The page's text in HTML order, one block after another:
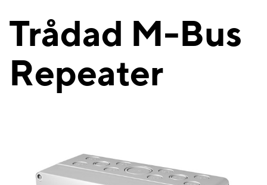
Trådad M-Bus
Repeater